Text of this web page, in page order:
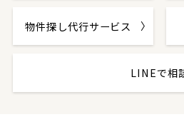
物件探し代行サービス
LINEで相